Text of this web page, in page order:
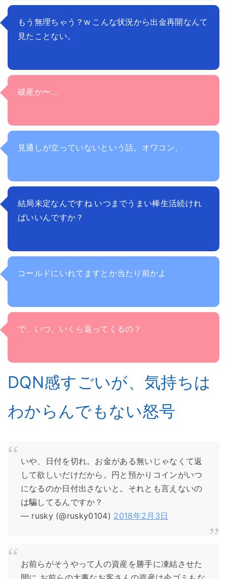
もう無理ちゃう？w こんな状況から出金再開なんて
見たことない。
破産か〜…
見通しが立っていないという話。オワコン。
結局未定なんですね いつまでうまい棒生活続けれ
ばいいんですか？
コールドにいれてますとか当たり前かよ
で、いつ、いくら返ってくるの？
DQN感すごいが、気持ちは
わからんでもない怒号
いや、日付を切れ。お金がある無いじゃなくて返
して欲しいだけだから。円と預かりコインがいつ
になるのか日付出さないと。それとも言えないの
は騙してるんですか？
— rusky (@rusky0104) 2018年2月3日
お前らがそうやって人の資産を勝手に凍結させた